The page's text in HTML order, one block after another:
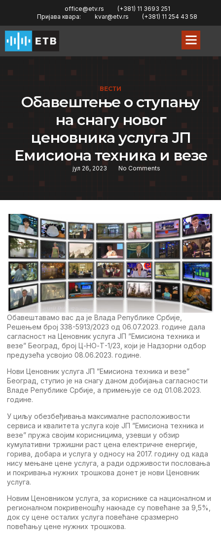
office@etv.rs
(+381) 11 3693 251
Пријава квара:
kvar@etv.rs (+381) 11 254 43 58
ВЕСТИ
Обавештење о ступању
на снагу новог
ценовника услуга ЈП
Емисиона техника и везе
јул 26, 2023 No Comments
Обавештавамо вас да је Влада Републике Србије,
Решењем број 338-5913/2023 од 06.07.2023. године дала
сагласност на Ценовник услуга ЈП ”Емисиона техника и
везе” Београд, број Ц-НО-Т-1/23, који је Надзорни одбор
предузећа усвојиo 08.06.2023. године.
Нови Ценовник услуга ЈП ”Емисиона техника и везе”
Београд, ступио је на снагу даном добијања сагласности
Владе Републике Србије, а примењује се од 01.08.2023.
године.
У циљу обезбеђивања максималне расположивости
сервиса и квалитета услуга које ЈП ”Емисиона техника и
везе” пружа својим корисницима, узевши у обзир
кумулативни тржишни раст цена електричне енергије,
горива, добара и услуга у односу на 2017. годину од када
нису мењане цене услуга, а ради одрживости пословања
и покривања нужних трошкова донет је нови Ценовник
услуга.
Новим Ценовником услуга, за кориснике са националном и
регионалном покривеношћу накнаде су повећане за 9,5%,
док су цене осталих услуга повећане сразмерно
повећању цене нужних трошкова.